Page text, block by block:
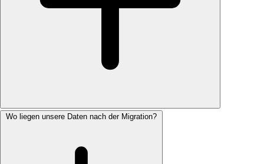
Wo liegen unsere Daten nach der Migration?